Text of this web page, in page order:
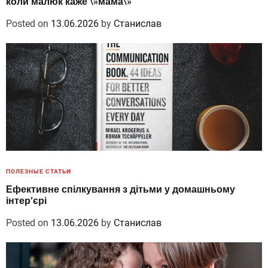
Posted on 13.06.2026 by Станислав
ПОЛЕЗНЫЕ СТАТЬИ
Ефективне спілкування з дітьми у домашньому
інтер’єрі
Posted on 13.06.2026 by Станислав